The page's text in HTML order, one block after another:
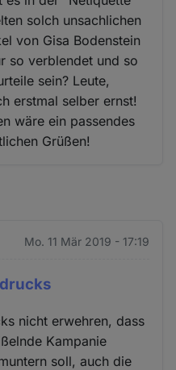
solch unsachlichen
von Gisa Bodenstein
so verblendet und so
sein? Leute,
erstmal selber ernst!
wäre ein passendes
Grüßen!
Mo. 11 Mär 2019 - 17:19
nicht erwehren, dass
Kampanie
soll, auch die